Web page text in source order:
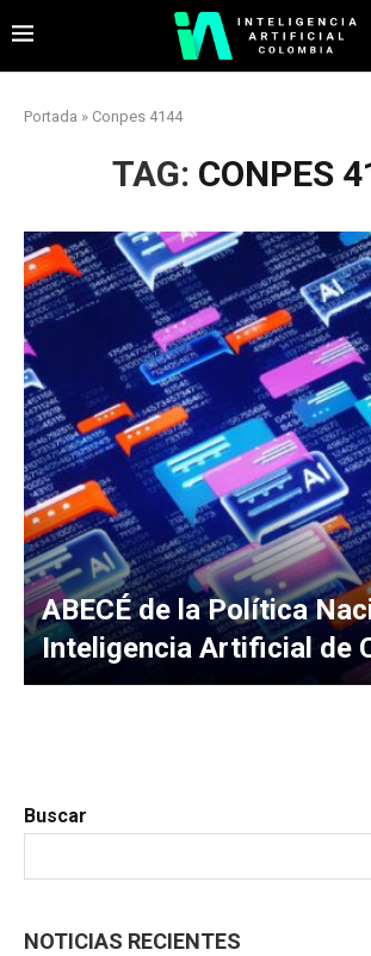
Portada » Conpes 4144
TAG: CONPES
ABECÉ de la Política
Inteligencia Artificial de
Buscar
NOTICIAS RECIENTES